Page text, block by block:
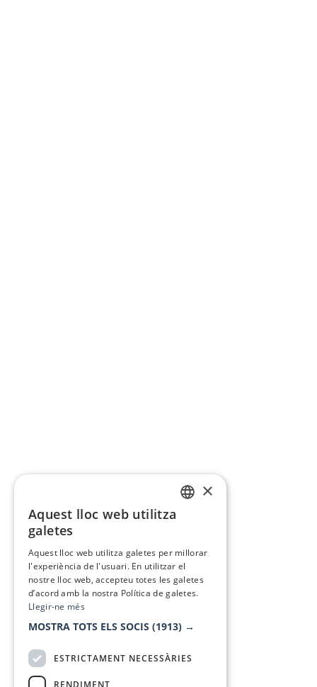
×
Aquest lloc web utilitza
galetes
Aquest lloc web utilitza galetes per millorar
l'experiència de l'usuari. En utilitzar el
nostre lloc web, accepteu totes les galetes
d’acord amb la nostra Política de galetes.
Llegir-ne més
MOSTRA TOTS ELS SOCIS (1913) →
ESTRICTAMENT NECESSÀRIES
RENDIMENT